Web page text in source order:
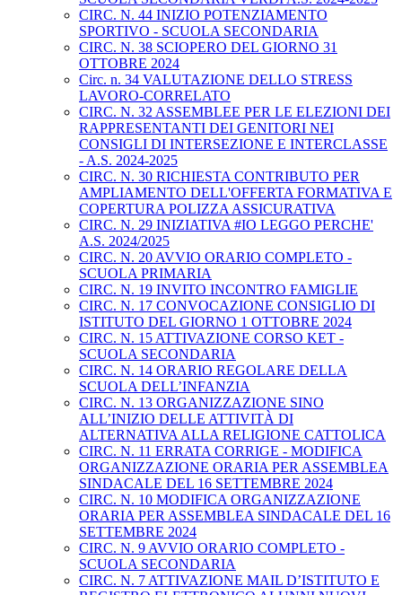
CIRC. N. 44 INIZIO POTENZIAMENTO
SPORTIVO - SCUOLA SECONDARIA
CIRC. N. 38 SCIOPERO DEL GIORNO 31
OTTOBRE 2024
Circ. n. 34 VALUTAZIONE DELLO STRESS
LAVORO-CORRELATO
CIRC. N. 32 ASSEMBLEE PER LE ELEZIONI DEI
RAPPRESENTANTI DEI GENITORI NEI
CONSIGLI DI INTERSEZIONE E INTERCLASSE
- A.S. 2024-2025
CIRC. N. 30 RICHIESTA CONTRIBUTO PER
AMPLIAMENTO DELL'OFFERTA FORMATIVA E
COPERTURA POLIZZA ASSICURATIVA
CIRC. N. 29 INIZIATIVA #IO LEGGO PERCHE'
A.S. 2024/2025
CIRC. N. 20 AVVIO ORARIO COMPLETO -
SCUOLA PRIMARIA
CIRC. N. 19 INVITO INCONTRO FAMIGLIE
CIRC. N. 17 CONVOCAZIONE CONSIGLIO DI
ISTITUTO DEL GIORNO 1 OTTOBRE 2024
CIRC. N. 15 ATTIVAZIONE CORSO KET -
SCUOLA SECONDARIA
CIRC. N. 14 ORARIO REGOLARE DELLA
SCUOLA DELL’INFANZIA
CIRC. N. 13 ORGANIZZAZIONE SINO
ALL’INIZIO DELLE ATTIVITÀ DI
ALTERNATIVA ALLA RELIGIONE CATTOLICA
CIRC. N. 11 ERRATA CORRIGE - MODIFICA
ORGANIZZAZIONE ORARIA PER ASSEMBLEA
SINDACALE DEL 16 SETTEMBRE 2024
CIRC. N. 10 MODIFICA ORGANIZZAZIONE
ORARIA PER ASSEMBLEA SINDACALE DEL 16
SETTEMBRE 2024
CIRC. N. 9 AVVIO ORARIO COMPLETO -
SCUOLA SECONDARIA
CIRC. N. 7 ATTIVAZIONE MAIL D’ISTITUTO E